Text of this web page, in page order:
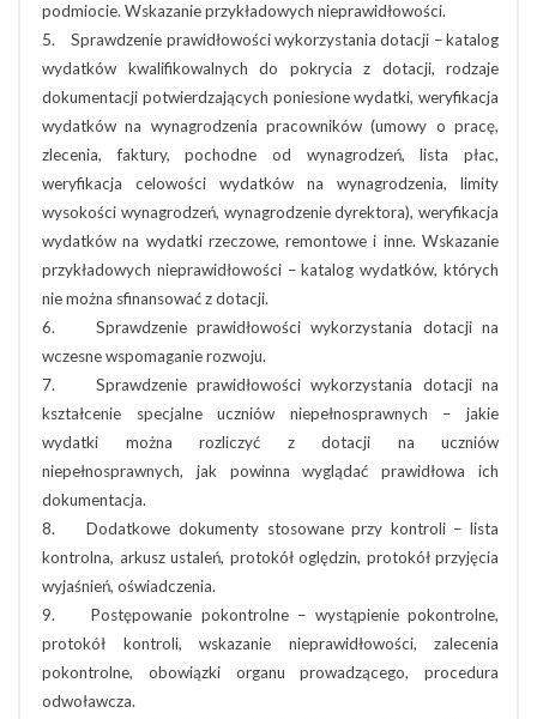
podmiocie. Wskazanie przykładowych nieprawidłowości.
5. Sprawdzenie prawidłowości wykorzystania dotacji – katalog
wydatków kwalifikowalnych do pokrycia z dotacji, rodzaje
dokumentacji potwierdzających poniesione wydatki, weryfikacja
wydatków na wynagrodzenia pracowników (umowy o pracę,
zlecenia, faktury, pochodne od wynagrodzeń, lista płac,
weryfikacja celowości wydatków na wynagrodzenia, limity
wysokości wynagrodzeń, wynagrodzenie dyrektora), weryfikacja
wydatków na wydatki rzeczowe, remontowe i inne. Wskazanie
przykładowych nieprawidłowości – katalog wydatków, których
nie można sfinansować z dotacji.
6. Sprawdzenie prawidłowości wykorzystania dotacji na
wczesne wspomaganie rozwoju.
7. Sprawdzenie prawidłowości wykorzystania dotacji na
kształcenie specjalne uczniów niepełnosprawnych – jakie
wydatki można rozliczyć z dotacji na uczniów
niepełnosprawnych, jak powinna wyglądać prawidłowa ich
dokumentacja.
8. Dodatkowe dokumenty stosowane przy kontroli – lista
kontrolna, arkusz ustaleń, protokół oględzin, protokół przyjęcia
wyjaśnień, oświadczenia.
9. Postępowanie pokontrolne – wystąpienie pokontrolne,
protokół kontroli, wskazanie nieprawidłowości, zalecenia
pokontrolne, obowiązki organu prowadzącego, procedura
odwoławcza.